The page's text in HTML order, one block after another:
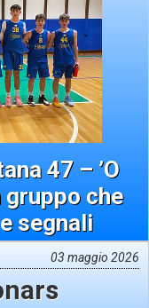
47 – ’O
gruppo che
segnali
03 maggio 2026